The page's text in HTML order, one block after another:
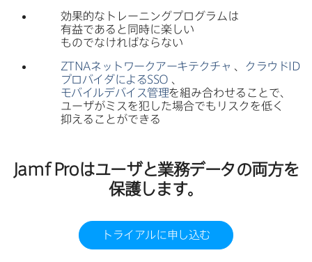
効果的な​トレーニングプログラムは​
有益であると​同時に​楽しい​
ものでなければならない
ZTNAネットワークアーキテクチャ 、 クラウド ID
プロバイダに​よるSSO 、
モバイルデバイス管理を​組み合わせる​ことで、​
ユーザが​ミスを​犯した​場合でも​リスクを​低く​
抑える​ことができる
Jamf Proは​ユーザと​業務データの​両方を​
保護します。
トライアルに​申し込む